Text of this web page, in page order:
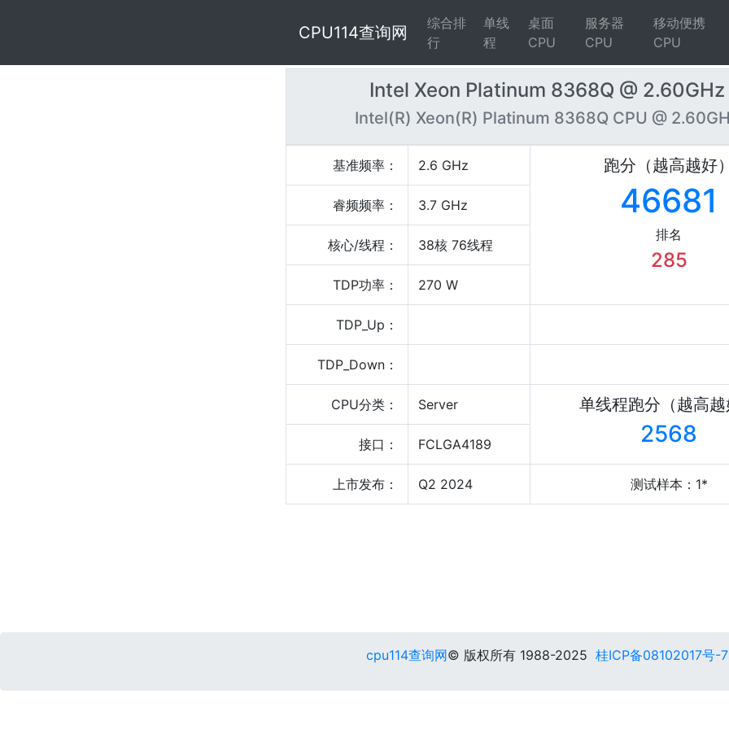
CPU114查询网
综合排
行
单线
程
桌面
CPU
服务器
CPU
移动便携
CPU
Intel Xeon Platinum 8368Q @ 2.60GHz
Intel(R) Xeon(R) Platinum 8368Q CPU @
基准频率： 2.6 GHz 跑分（越高越好
46681
排名
285
睿频频率： 3.7 GHz
核心/线程： 38核 76线程
TDP功率： 270 W
TDP_Up：
TDP_Down：
CPU分类： Server 单线程跑分（越高
2568
接口： FCLGA4189
上市发布： Q2 2024 测试样本：1*
cpu114查询网© 版权所有 1988-2025 桂ICP备08102017号-7